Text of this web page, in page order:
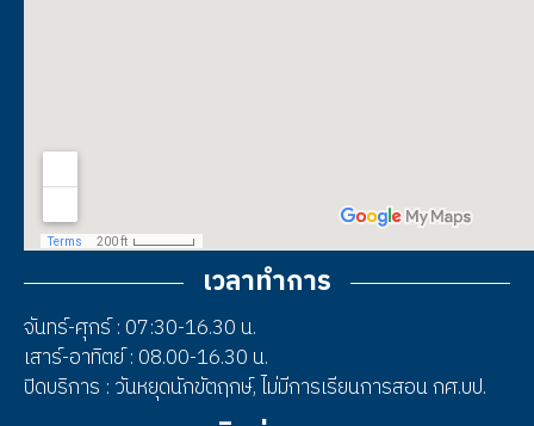
เวลาทำการ
จันทร์-ศุกร์ : 07:30-16.30 น.
เสาร์-อาทิตย์ : 08.00-16.30 น.
ปิดบริการ : วันหยุดนักขัตฤกษ์, ไม่มีการเรียนการสอน กศ.บป.